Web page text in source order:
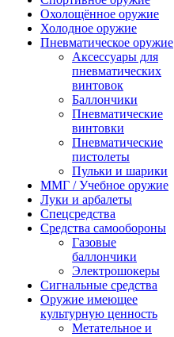
Охолощённое оружие
Холодное оружие
Пневматическое оружие
Аксессуары для
пневматических
винтовок
Баллончики
Пневматические
винтовки
Пневматические
пистолеты
Пульки и шарики
ММГ / Учебное оружие
Луки и арбалеты
Спецсредства
Средства самообороны
Газовые
баллончики
Электрошокеры
Сигнальные средства
Оружие имеющее
культурную ценность
Метательное и